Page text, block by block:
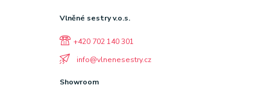
Vlněné sestry v.o.s.
+420 702 140 301
info@vlnenesestry.cz
Showroom